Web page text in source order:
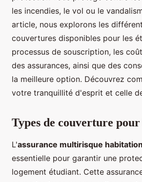
les incendies, le vol ou le
article, nous explorons les
couvertures disponibles pour les
processus de souscription, les
des assurances, ainsi que des
la meilleure option. Découvrez
votre tranquillité d'esprit et celle
Types de couverture
L'assurance multirisque
essentielle pour garantir une
logement étudiant. Cette